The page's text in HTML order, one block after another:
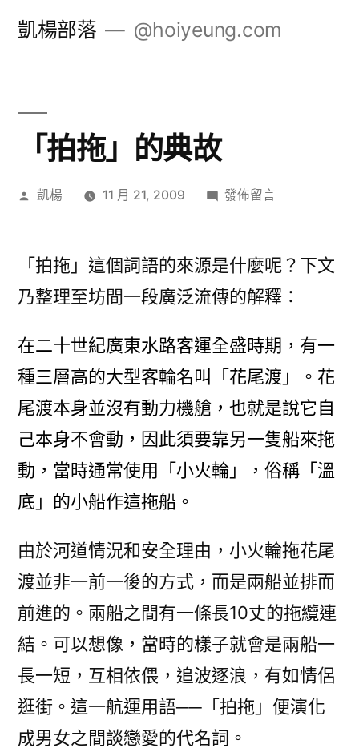
凱楊部落 @hoiyeung.com
「拍拖」的典故
作
凱楊 11 月 21, 2009
在
的
典
故〉
發佈留言
「拍拖」這個詞語的來源是什麼呢？下文
乃整理至坊間一段廣泛流傳的解釋：
在二十世紀廣東水路客運全盛時期，有一
種三層高的大型客輪名叫「花尾渡」。花
尾渡本身並沒有動力機艙，也就是說它自
己本身不會動，因此須要靠另一隻船來拖
動，當時通常使用「小火輪」，俗稱「溫
底」的小船作這拖船。
由於河道情況和安全理由，小火輪拖花尾
渡並非一前一後的方式，而是兩船並排而
前進的。兩船之間有一條長10丈的拖纜連
結。可以想像，當時的樣子就會是兩船一
長一短，互相依偎，追波逐浪，有如情侶
逛街。這一航運用語──「拍拖」便演化
成男女之間談戀愛的代名詞。